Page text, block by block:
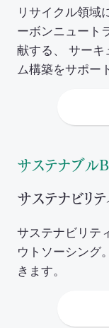
リサイクル領域
ーボンニュート
献する、 サーキ
ム構築をサポー
サステナブル
サステナビリ
サステナビリテ
ウトソーシング
きます。